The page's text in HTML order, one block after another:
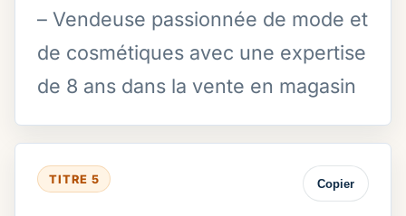
– Vendeuse passionnée de mode et
de cosmétiques avec une expertise
de 8 ans dans la vente en magasin
TITRE 5 Copier